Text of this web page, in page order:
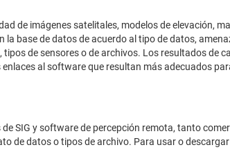
de imágenes satelitales, modelos de elevación,
base de datos de acuerdo al tipo de datos,
de sensores o de archivos. Los resultados de
al software que resultan más adecuados
SIG y software de percepción remota, tanto
de datos o tipos de archivo. Para usar o